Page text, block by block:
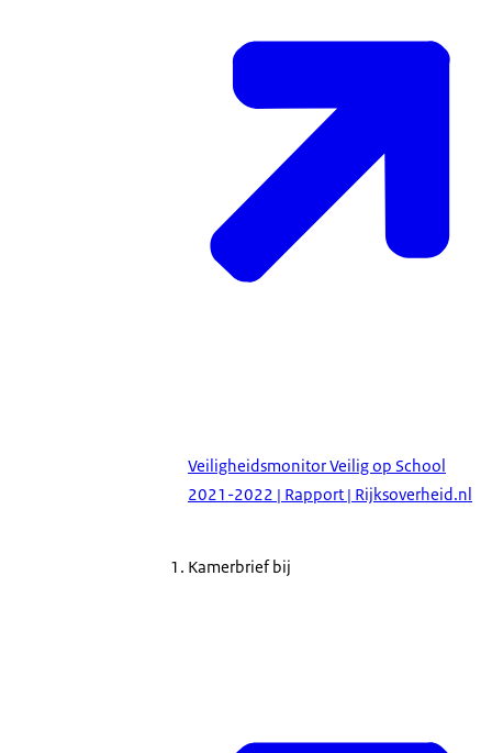
Veiligheidsmonitor Veilig op School
2021-2022 | Rapport | Rijksoverheid.nl
Kamerbrief bij